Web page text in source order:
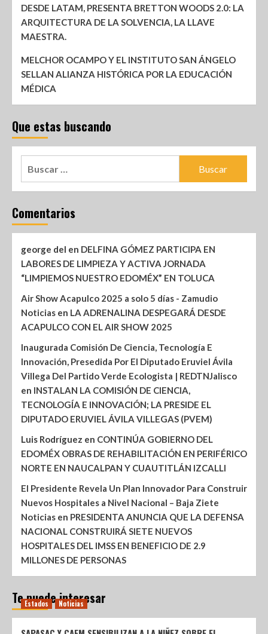
DESDE LATAM, PRESENTA BRETTON WOODS 2.0: LA
ARQUITECTURA DE LA SOLVENCIA, LA LLAVE
MAESTRA.
MELCHOR OCAMPO Y EL INSTITUTO SAN ÁNGELO
SELLAN ALIANZA HISTÓRICA POR LA EDUCACIÓN
MÉDICA
Que estas buscando
Comentarios
george del en DELFINA GÓMEZ PARTICIPA EN
LABORES DE LIMPIEZA Y ACTIVA JORNADA
“LIMPIEMOS NUESTRO EDOMÉX” EN TOLUCA
Air Show Acapulco 2025 a solo 5 días - Zamudio
Noticias en LA ADRENALINA DESPEGARÁ DESDE
ACAPULCO CON EL AIR SHOW 2025
Inaugurada Comisión De Ciencia, Tecnología E
Innovación, Presedida Por El Diputado Eruviel Ávila
Villega Del Partido Verde Ecologista | REDTNJalisco
en INSTALAN LA COMISIÓN DE CIENCIA,
TECNOLOGÍA E INNOVACIÓN; LA PRESIDE EL
DIPUTADO ERUVIEL ÁVILA VILLEGAS (PVEM)
Luis Rodríguez en CONTINÚA GOBIERNO DEL
EDOMÉX OBRAS DE REHABILITACIÓN EN PERIFÉRICO
NORTE EN NAUCALPAN Y CUAUTITLÁN IZCALLI
El Presidente Revela Un Plan Innovador Para Construir
Nuevos Hospitales a Nivel Nacional – Baja Ziete
Noticias en PRESIDENTA ANUNCIA QUE LA DEFENSA
NACIONAL CONSTRUIRÁ SIETE NUEVOS
HOSPITALES DEL IMSS EN BENEFICIO DE 2.9
MILLONES DE PERSONAS
Te puede interesar
Estados Noticias